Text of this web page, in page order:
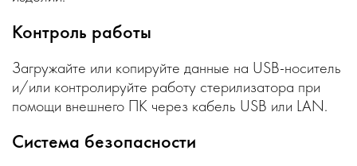
Контроль работы
Загружайте или копируйте данные на USB-носитель
и/или контролируйте работу стерилизатора при
помощи внешнего ПК через кабель USB или LAN.
Система безопасности